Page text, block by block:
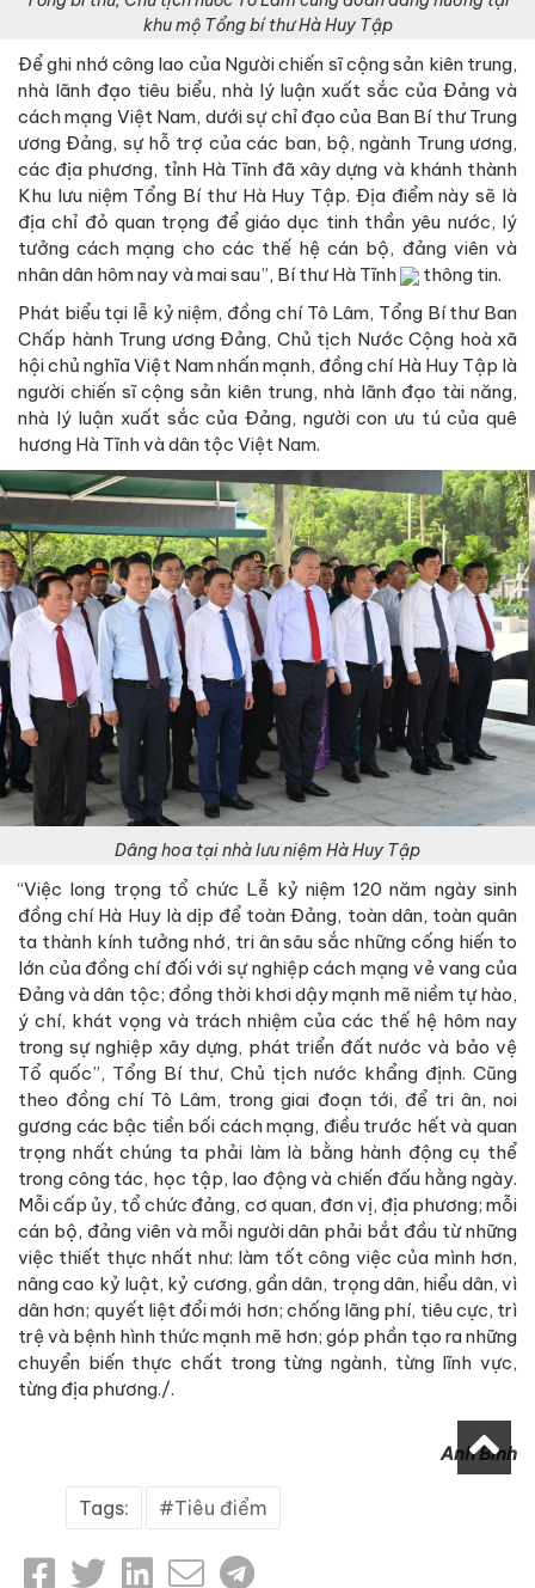
khu mộ Tổng bí thư Hà Huy Tập
Để ghi nhớ công lao của Người chiến sĩ cộng sản kiên trung,
nhà lãnh đạo tiêu biểu, nhà lý luận xuất sắc của Đảng và
cách mạng Việt Nam, dưới sự chỉ đạo của Ban Bí thư Trung
ương Đảng, sự hỗ trợ của các ban, bộ, ngành Trung ương,
các địa phương, tỉnh Hà Tĩnh đã xây dựng và khánh thành
Khu lưu niệm Tổng Bí thư Hà Huy Tập. Địa điểm này sẽ là
địa chỉ đỏ quan trọng để giáo dục tinh thần yêu nước, lý
tưởng cách mạng cho các thế hệ cán bộ, đảng viên và
nhân dân hôm nay và mai sau”, Bí thư Hà Tĩnh
thông tin.
Phát biểu tại lễ kỷ niệm, đồng chí Tô Lâm, Tổng Bí thư Ban
Chấp hành Trung ương Đảng, Chủ tịch Nước Cộng hoà xã
hội chủ nghĩa Việt Nam nhấn mạnh, đồng chí Hà Huy Tập là
người chiến sĩ cộng sản kiên trung, nhà lãnh đạo tài năng,
nhà lý luận xuất sắc của Đảng, người con ưu tú của quê
hương Hà Tĩnh và dân tộc Việt Nam.
Dâng hoa tại nhà lưu niệm Hà Huy Tập
“Việc long trọng tổ chức Lễ kỷ niệm 120 năm ngày sinh
đồng chí Hà Huy là dịp để toàn Đảng, toàn dân, toàn quân
ta thành kính tưởng nhớ, tri ân sâu sắc những cống hiến to
lớn của đồng chí đối với sự nghiệp cách mạng vẻ vang của
Đảng và dân tộc; đồng thời khơi dậy mạnh mẽ niềm tự hào,
ý chí, khát vọng và trách nhiệm của các thế hệ hôm nay
trong sự nghiệp xây dựng, phát triển đất nước và bảo vệ
Tổ quốc”, Tổng Bí thư, Chủ tịch nước khẩng định. Cũng
theo đồng chí Tô Lâm, trong giai đoạn tới, để tri ân, noi
gương các bậc tiền bối cách mạng, điều trước hết và quan
trọng nhất chúng ta phải làm là bằng hành động cụ thể
trong công tác, học tập, lao động và chiến đấu hằng ngày.
Mỗi cấp ủy, tổ chức đảng, cơ quan, đơn vị, địa phương; mỗi
cán bộ, đảng viên và mỗi người dân phải bắt đầu từ những
việc thiết thực nhất như: làm tốt công việc của mình hơn,
nâng cao kỷ luật, kỷ cương, gần dân, trọng dân, hiểu dân, vì
dân hơn; quyết liệt đổi mới hơn; chống lãng phí, tiêu cực, trì
trệ và bệnh hình thức mạnh mẽ hơn; góp phần tạo ra những
chuyển biến thực chất trong từng ngành, từng lĩnh vực,
từng địa phương./.
Anh Bình
Tags: Tiêu điểm